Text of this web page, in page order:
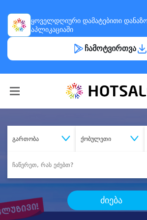
ყოველდღიური დამატებითი
აპლიკაციაში
ჩამოტვირთვა
გართობა ქობულეთი
ძიება